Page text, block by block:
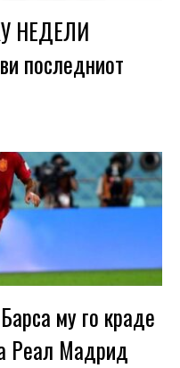
НЕДЕЛИ
последниот
му го краде
Реал Мадрид